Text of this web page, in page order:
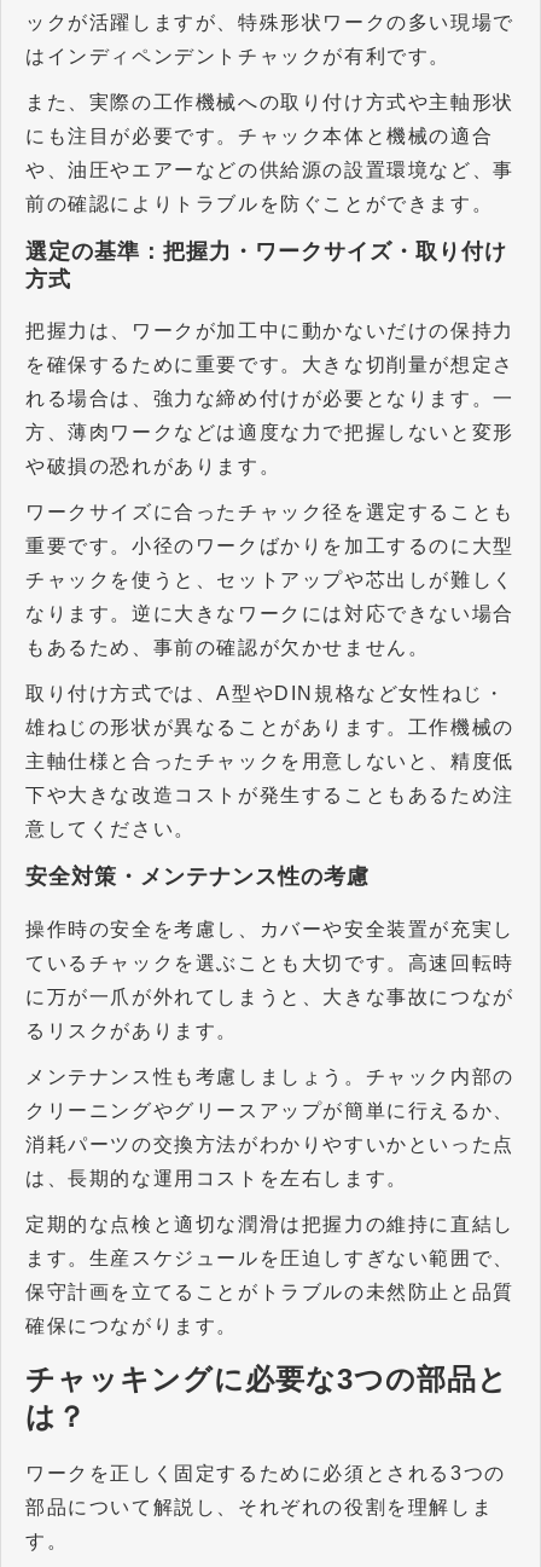
ックが活躍しますが、特殊形状ワークの多い現場で
はインディペンデントチャックが有利です。
また、実際の工作機械への取り付け方式や主軸形状
にも注目が必要です。チャック本体と機械の適合
や、油圧やエアーなどの供給源の設置環境など、事
前の確認によりトラブルを防ぐことができます。
選定の基準：把握力・ワークサイズ・取り付け
方式
把握力は、ワークが加工中に動かないだけの保持力
を確保するために重要です。大きな切削量が想定さ
れる場合は、強力な締め付けが必要となります。一
方、薄肉ワークなどは適度な力で把握しないと変形
や破損の恐れがあります。
ワークサイズに合ったチャック径を選定することも
重要です。小径のワークばかりを加工するのに大型
チャックを使うと、セットアップや芯出しが難しく
なります。逆に大きなワークには対応できない場合
もあるため、事前の確認が欠かせません。
取り付け方式では、A型やDIN 規格など女性ねじ・
雄ねじの形状が異なることがあります。工作機械の
主軸仕様と合ったチャックを用意しないと、精度低
下や大きな改造コストが発生することもあるため注
意してください。
安全対策・メンテナンス性の考慮
操作時の安全を考慮し、カバーや安全装置が充実し
ているチャックを選ぶことも大切です。高速回転時
に万が一爪が外れてしまうと、大きな事故につなが
るリスクがあります。
メンテナンス性も考慮しましょう。チャック内部の
クリーニングやグリースアップが簡単に行えるか、
消耗パーツの交換方法がわかりやすいかといった点
は、長期的な運用コストを左右します。
定期的な点検と適切な潤滑は把握力の維持に直結し
ます。生産スケジュールを圧迫しすぎない範囲で、
保守計画を立てることがトラブルの未然防止と品質
確保につながります。
チャッキングに必要な3つの部品と
は？
ワークを正しく固定するために必須とされる 3つの
部品について解説し、それぞれの役割を理解しま
す。